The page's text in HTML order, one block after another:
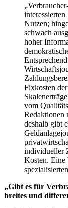
Nutzen;
schwach
hoher
Fixkosten
vom
Redaktionen
deshalb gibt
individueller
Kosten. Eine
„Gibt es für
breites und